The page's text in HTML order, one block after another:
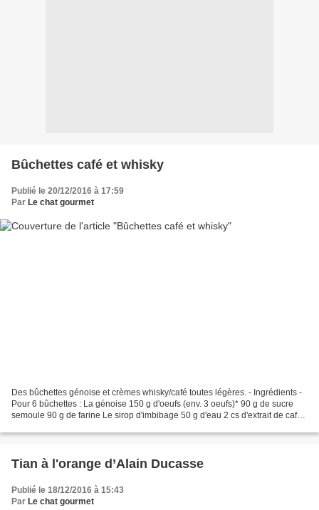
Bûchettes café et whisky
Publié le 20/12/2016 à 17:59
Par Le chat gourmet
Des bûchettes génoise et crèmes whisky/café toutes légères. - Ingrédients -
Pour 6 bûchettes : La génoise 150 g d'oeufs (env. 3 oeufs)* 90 g de sucre
semoule 90 g de farine Le sirop d'imbibage 50 g d'eau 2 cs d'extrait de café
Tian à l'orange d’Alain Ducasse
Publié le 18/12/2016 à 15:43
Par Le chat gourmet